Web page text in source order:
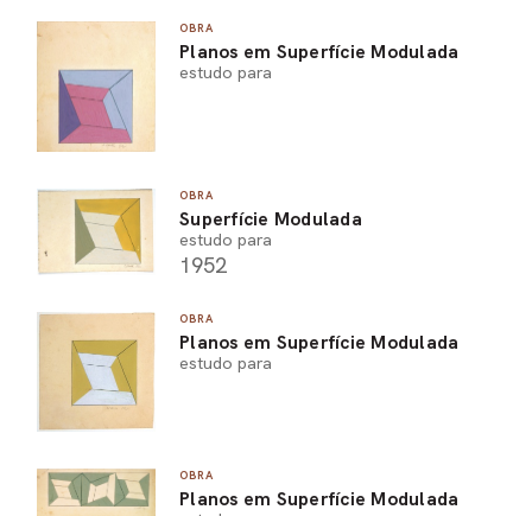
OBRA
Planos em Superfície Modulada
estudo para
OBRA
Superfície Modulada
estudo para
1952
OBRA
Planos em Superfície Modulada
estudo para
OBRA
Planos em Superfície Modulada